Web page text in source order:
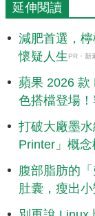
延伸閱讀
減肥首選，
懷疑人生 PR・新
蘋果 2026 款
色搭檔登場
打破大廠墨
Printer」概念
腹部脂肪的
肚囊，瘦出